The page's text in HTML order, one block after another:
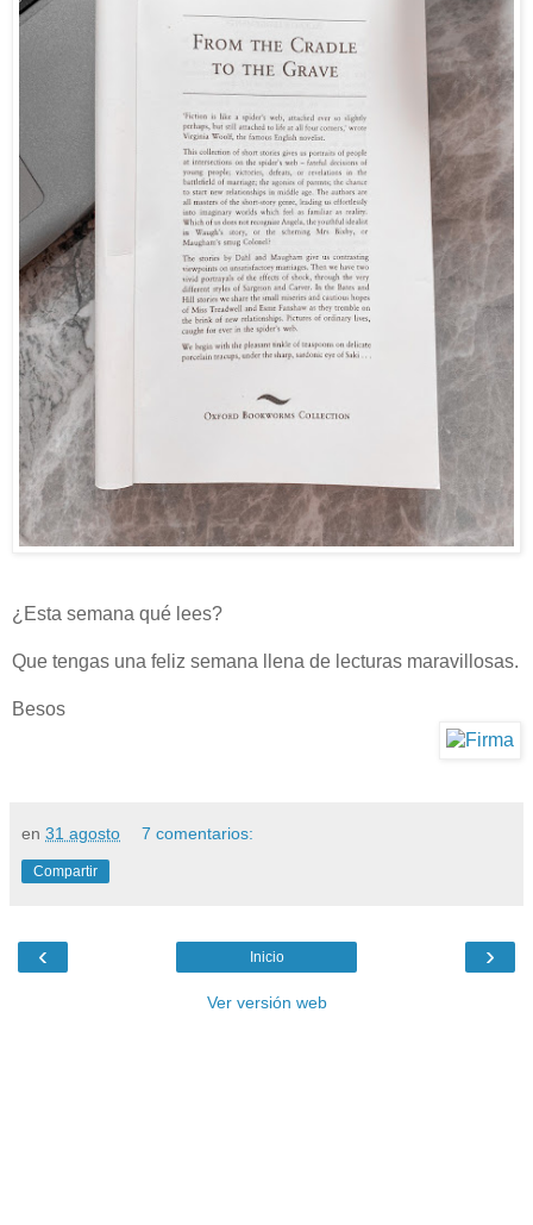
¿Esta semana qué lees?
Que tengas una feliz semana llena de lecturas maravillosas.
Besos
en 31 agosto 7 comentarios:
Compartir
‹ ›
Inicio
Ver versión web